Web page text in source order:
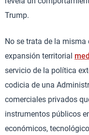
Trump.
No se trata de la
expansión territorial
servicio de la política
codicia de una
comerciales privados
instrumentos públicos
económicos,